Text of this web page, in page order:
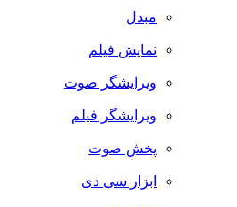
مبدل
نمایش فیلم
ویرایشگر صوت
ویرایشگر فیلم
پخش صوت
ابزار سی دی